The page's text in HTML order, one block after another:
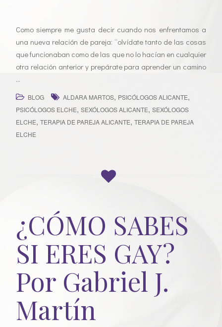
Como siempre me gusta decir cuando nos enfrentamos a
una nueva relación de pareja: “olvídate tanto de las cosas
que funcionaban como de las que no lo hacían en cualquier
otra relación anterior y prepárate para aprender un camino
…
BLOG ALDARA MARTOS, PSICÓLOGOS ALICANTE,
PSICÓLOGOS ELCHE, SEXÓLOGOS ALICANTE, SEXÓLOGOS
ELCHE, TERAPIA DE PAREJA ALICANTE, TERAPIA DE PAREJA
ELCHE
¿CÓMO SABES
SI ERES GAY?
Por Gabriel J.
Martín